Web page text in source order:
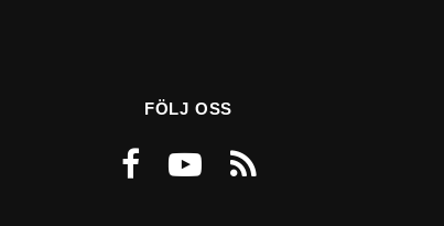
FÖLJ OSS